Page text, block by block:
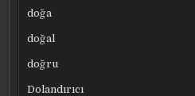
doğa
doğal
doğru
Dolandırıcı